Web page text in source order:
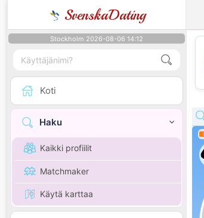
SvenskaDating
Stockholm 2026-08-06 14:12
Koti
Haku
Kaikki profiilit
Matchmaker
Käytä karttaa